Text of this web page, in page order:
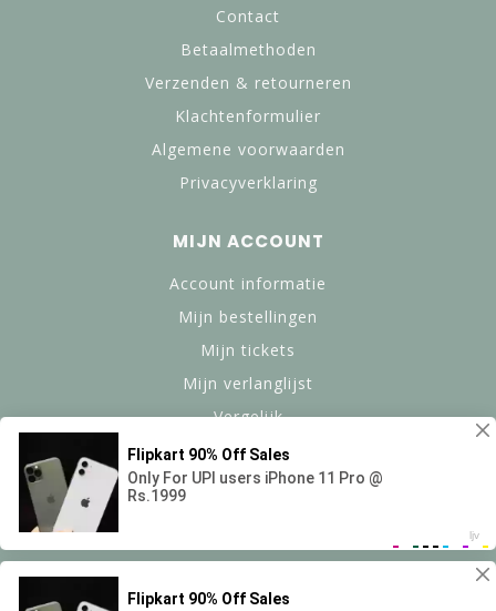
Contact
Betaalmethoden
Verzenden & retourneren
Klachtenformulier
Algemene voorwaarden
Privacyverklaring
MIJN ACCOUNT
Account informatie
Mijn bestellingen
Mijn tickets
Mijn verlanglijst
Vergelijk
Alle producten